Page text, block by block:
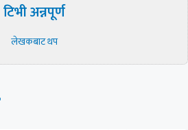
टिभी अन्नपूर्ण
लेखकबाट थप